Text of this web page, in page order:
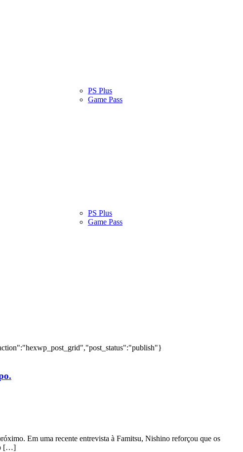
PS Plus
Game Pass
PS Plus
Game Pass
Em uma recente entrevista à Famitsu, Nishino reforçou que os
[…]